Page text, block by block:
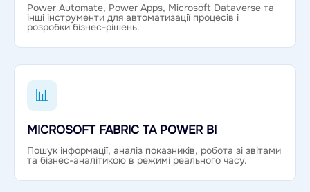
Power Automate, Power Apps, Microsoft Dataverse та
інші інструменти для автоматизації процесів і
розробки бізнес-рішень.
📊
MICROSOFT FABRIC ТА POWER BI
Пошук інформації, аналіз показників, робота зі звітами
та бізнес-аналітикою в режимі реального часу.